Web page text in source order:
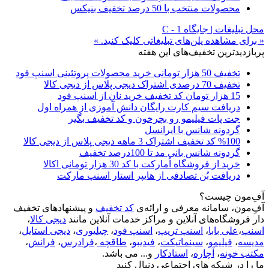
محصولات منتخب با 50 درصد تخفیف بنیکس
محل تبلیغات | جایگاه C - 1
« برای مشاهده پلن‌های تبلیغاتی کلیک کنید. »
پربازدیدترین تخفیف‌های این هفته
تخفیف 50 هزار تومانی خرید محصولات پروتئینی اسنپ فود
تخفیف 70 درصدی اشتراک دیجی پلاس از دیجی کالا
15 هزار تومان کد تخفیف خرید نان از اسنپ فود
دریافت سیم کارت رایگان دانش آموزی از همراه اول
جت پات فیلیمو رو بچرخون و کد تخفیف بگیر
گردونه شانس با ایرانسل
%100 کد تخفیف اشتراک 3 ماهه دیجی پلاس از دیجی کالا
گردونه شانس بانی مد تا 100درصد تخفیف
خرید از فروشگاه اُمارکت با کد 30 هزار تومانی اکالا
دریافت بُن تصادفی از هایپر استار اسنپ مارکت
آفِ‌مون چیست؟
آفِ‌مون، سامانه معرفی و ارائه‌ی کد تخفیف و پیشنهادهای تخفیف
دار فروشگاه‌های آنلاین و مراکز خدمات آنلاین مانند دیجی کالا،
اسنپ،علی بابا، اسنپ تریپ، اسنپ فود، چیلیوری، دیجی استایل،
مدیسه، فیلیمو، سینماتیکت، فیدیبو، طاقچه ،فرادرس، فرانش،
مکتب خونه، آچاره، استادکار و... می باشد.
ما را در شبکه های اجتماعی دنبال کنید